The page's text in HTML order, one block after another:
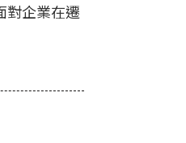
對企業在遷